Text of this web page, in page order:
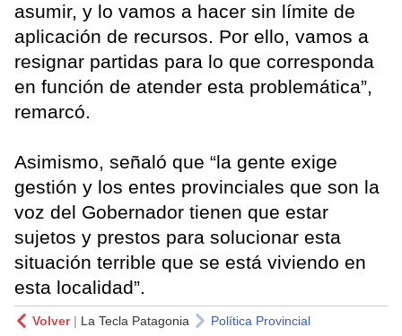
asumir, y lo vamos a hacer sin límite de
aplicación de recursos. Por ello, vamos a
resignar partidas para lo que corresponda
en función de atender esta problemática”,
remarcó.
Asimismo, señaló que “la gente exige
gestión y los entes provinciales que son la
voz del Gobernador tienen que estar
sujetos y prestos para solucionar esta
situación terrible que se está viviendo en
esta localidad”.
Volver| La Tecla Patagonia Política Provincial